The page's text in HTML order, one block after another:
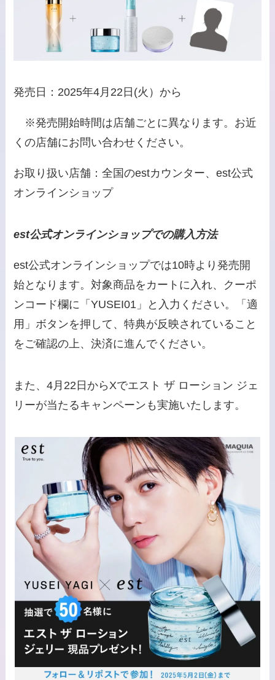
発売日：2025年4月22日(火）から
※発売開始時間は店舗ごとに異なります。お近
くの店舗にお問い合わせください。
お取り扱い店舗：全国のestカウンター、est公式
オンラインショップ
est公式オンラインショップでの購入方法
est公式オンラインショップでは10時より発売開
始となります。対象商品をカートに入れ、クーポ
ンコード欄に「YUSEI01」と入力ください。「適
用」ボタンを押して、特典が反映されていること
をご確認の上、決済に進んでください。
また、4月22日からXでエスト ザ ローション ジェ
リーが当たるキャンペーンも実施いたします。